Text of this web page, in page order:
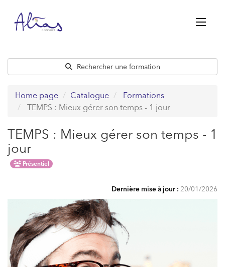
contenu
Rechercher une formation
Home page Catalogue
Formations
TEMPS : Mieux gérer son temps - 1 jour
TEMPS : Mieux gérer son temps - 1
jour
Présentiel
Dernière mise à jour : 20/01/2026